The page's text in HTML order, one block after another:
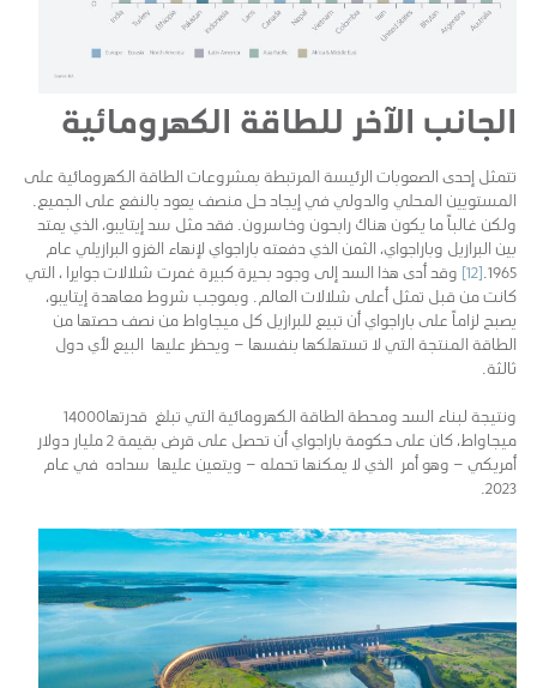
الجانب الآخر للطاقة الكهرومائية
تتمثل إحدى الصعوبات الرئيسة المرتبطة بمشروعات الطاقة الكهرومائية على
المستويين المحلي والدولي في إيجاد حل منصف يعود بالنفع على الجميع.
ولكن غالباً ما يكون هناك رابحون وخاسرون. فقد مثل سد إيتايبو، الذي يمتد
بين البرازيل وباراجواي، الثمن الذي دفعته باراجواي لإنهاء الغزو البرازيلي عام
1965.
[12]
وقد أدى هذا السد إلى وجود بحيرة كبيرة غمرت شلالات جوايرا ، التي
كانت من قبل تمثل أعلى شلالات العالم. وبموجب شروط معاهدة إيتايبو،
يصبح لزاماً على باراجواي أن تبيع للبرازيل كل ميجاواط من نصف حصتها من
الطاقة المنتجة التي لا تستهلكها بنفسها – ويحظر عليها البيع لأي دول
ثالثة.
ونتيجة لبناء السد ومحطة الطاقة الكهرومائية التي تبلغ قدرتها14000
ميجاواط، كان على حكومة باراجواي أن تحصل على قرض بقيمة 2 مليار دولار
أمريكي – وهو أمر الذي لا يمكنها تحمله – ويتعين عليها سداده في عام
2023.